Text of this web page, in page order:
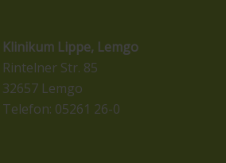
Klinikum Lippe, Lemgo
Rintelner Str. 85
32657 Lemgo
Telefon: 05261 26-0